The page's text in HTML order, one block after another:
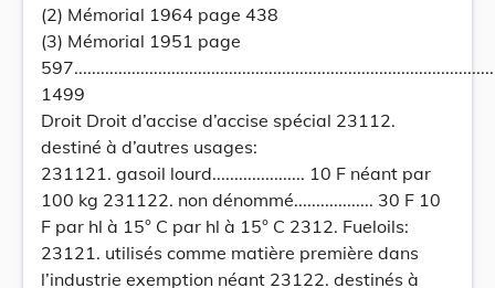
(2) Mémorial 1964 page 438
(3) Mémorial 1951 page
1499
Droit Droit d’accise d’accise spécial 23112.
destiné à d’autres usages:
231121. gasoil lourd..................... 10 F néant par
100 kg 231122. non dénommé.................. 30 F 10
F par hl à 15° C par hl à 15° C 2312. Fueloils:
23121. utilisés comme matière première dans
l’industrie exemption néant 23122. destinés à